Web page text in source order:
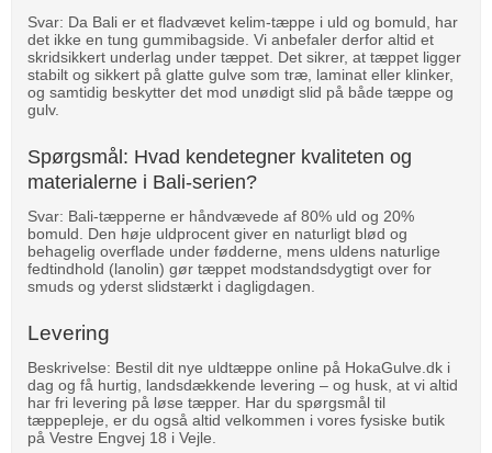
Svar: Da Bali er et fladvævet kelim-tæppe i uld og bomuld, har
det ikke en tung gummibagside. Vi anbefaler derfor altid et
skridsikkert underlag under tæppet. Det sikrer, at tæppet ligger
stabilt og sikkert på glatte gulve som træ, laminat eller klinker,
og samtidig beskytter det mod unødigt slid på både tæppe og
gulv.
Spørgsmål: Hvad kendetegner kvaliteten og
materialerne i Bali-serien?
Svar: Bali-tæpperne er håndvævede af 80% uld og 20%
bomuld. Den høje uldprocent giver en naturligt blød og
behagelig overflade under fødderne, mens uldens naturlige
fedtindhold (lanolin) gør tæppet modstandsdygtigt over for
smuds og yderst slidstærkt i dagligdagen.
Levering
Beskrivelse: Bestil dit nye uldtæppe online på HokaGulve.dk i
dag og få hurtig, landsdækkende levering – og husk, at vi altid
har fri levering på løse tæpper. Har du spørgsmål til
tæppepleje, er du også altid velkommen i vores fysiske butik
på Vestre Engvej 18 i Vejle.